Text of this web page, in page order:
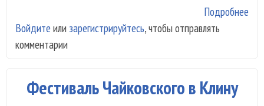
Подробнее
Войдите или зарегистрируйтесь, чтобы отправлять
комментарии
Фестиваль Чайковского в Клину